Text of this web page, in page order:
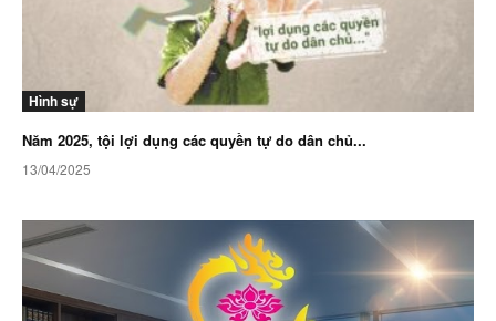
Hình sự
Năm 2025, tội lợi dụng các quyền tự do dân chủ...
13/04/2025